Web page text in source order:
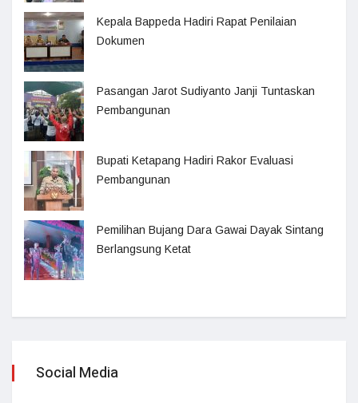
Kepala Bappeda Hadiri Rapat Penilaian
Dokumen
Pasangan Jarot Sudiyanto Janji Tuntaskan
Pembangunan
Bupati Ketapang Hadiri Rakor Evaluasi
Pembangunan
Pemilihan Bujang Dara Gawai Dayak Sintang
Berlangsung Ketat
Social Media